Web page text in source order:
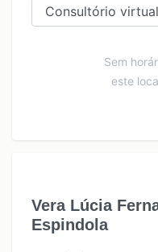
Sem
este
Vera Lúcia
Espindola